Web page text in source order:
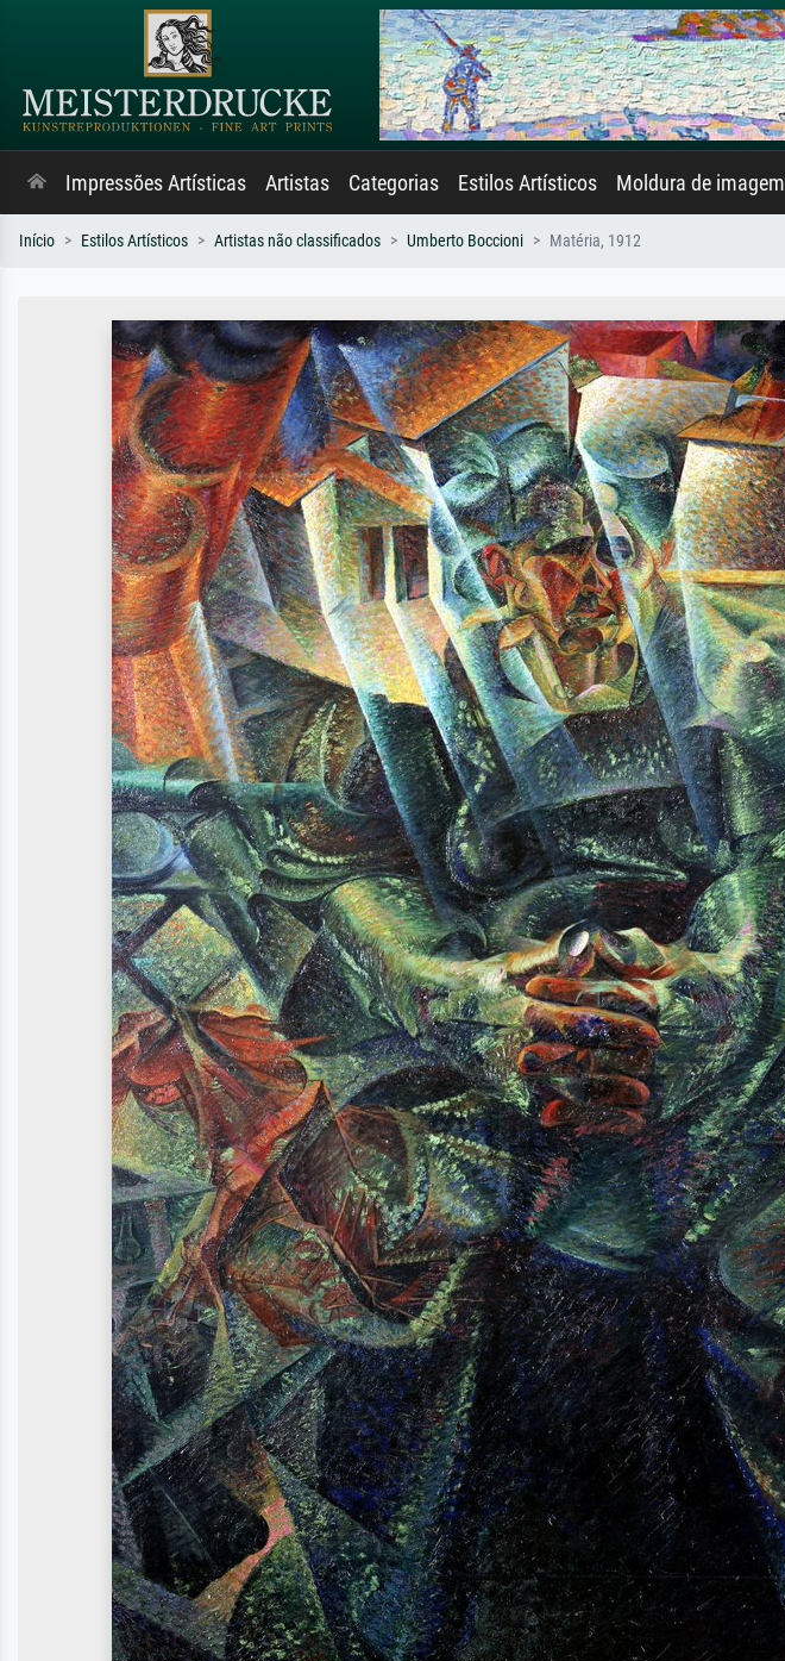
Impressões Artísticas Artistas Categorias Estilos Artísticos Moldura de imagem
Início Estilos Artísticos Artistas não classificados Umberto Boccioni Matéria, 1912